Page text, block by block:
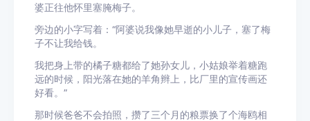
婆正往他怀里塞腌梅子。
旁边的小字写着：“阿婆说我像她早逝的小儿子，塞了梅
子不让我给钱。
我把身上带的橘子糖都给了她孙女儿，小姑娘举着糖跑
远的时候，阳光落在她的羊角辫上，比厂里的宣传画还
好看。”
那时候爸爸不会拍照，攒了三个月的粮票换了个海鸥相